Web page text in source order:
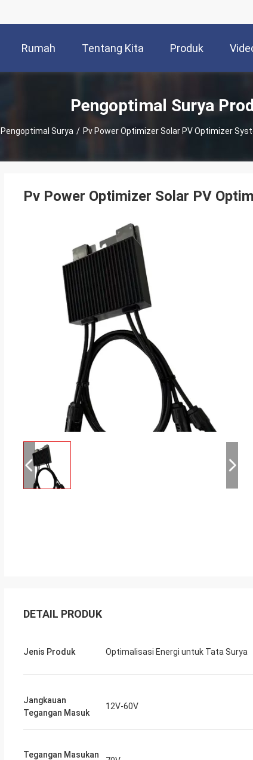
Rumah Tentang Kita Produk
Pengoptimal Surya
Pengoptimal Surya / Pv Power Optimizer Solar PV Optimizer
terkesan dengan logistik dan kinerja solid
masalah.
Kami
dengan
biasa
Pv Power Optimizer Solar PV
DETAIL PRODUK
Jenis Produk Optimalisasi Energi untuk Tata Surya
Jangkauan
Tegangan Masuk
12V-60V
Tegangan Masukan